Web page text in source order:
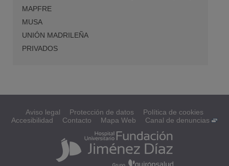
MAPFRE
MUSA
UNIÓN MADRILEÑA
PRIVADOS
Aviso legal Protección de datos
Política de cookies
Accesibilidad
Contacto Mapa Web Canal de denuncias